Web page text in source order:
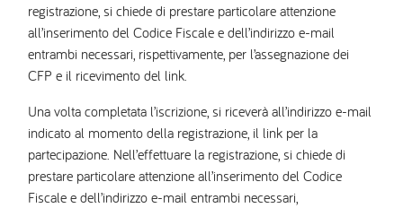
registrazione, si chiede di prestare particolare attenzione
all’inserimento del Codice Fiscale e dell’indirizzo e-mail
entrambi necessari, rispettivamente, per l’assegnazione dei
CFP e il ricevimento del link.
Una volta completata l’iscrizione, si riceverà all’indirizzo e-mail
indicato al momento della registrazione, il link per la
partecipazione. Nell’effettuare la registrazione, si chiede di
prestare particolare attenzione all’inserimento del Codice
Fiscale e dell’indirizzo e-mail entrambi necessari,